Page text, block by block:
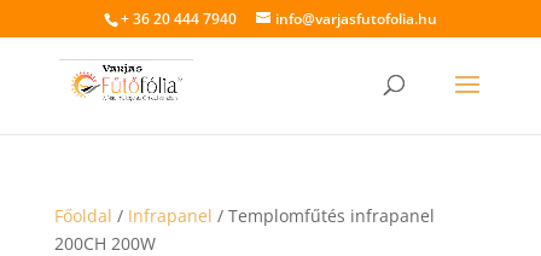
+ 36 20 444 7940 info@varjasfutofolia.hu
Főoldal / Infrapanel / Templomfűtés infrapanel
200CH 200W